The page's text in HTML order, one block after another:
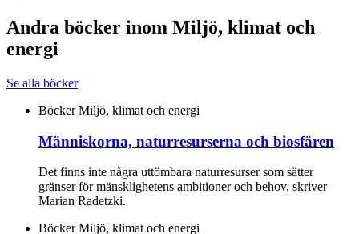
Andra böcker inom Miljö, klimat och
energi
Se alla böcker
Böcker Miljö, klimat och energi
Människorna, naturresurserna och biosfären
Det finns inte några uttömbara naturresurser som sätter
gränser för mänsklighetens ambitioner och behov, skriver
Marian Radetzki.
Böcker Miljö, klimat och energi